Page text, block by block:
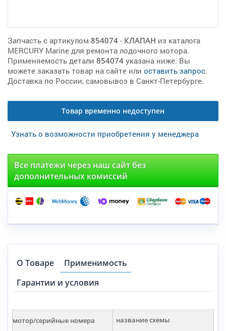
Запчасть с артикулом 854074 - КЛАПАН из каталога
MERCURY Marine для ремонта лодочного мотора.
Применяемость детали 854074 указана ниже. Вы
можете заказать товар на сайте или оставить запрос.
Доставка по России, самовывоз в Санкт-Петербурге.
Товар временно недоступен
Узнать о возможности приобретения у менеджера
Все платежи через наш сайт без
дополнительных комиссий
О Товаре
Применимость
Гарантии и условия
мотор/серийные номера название схемы